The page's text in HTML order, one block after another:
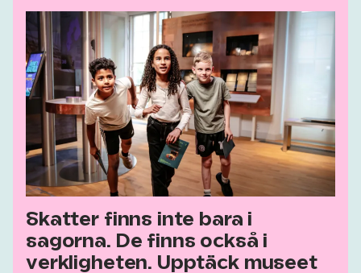
Skatter finns inte bara i
sagorna. De finns också i
verkligheten. Upptäck museet